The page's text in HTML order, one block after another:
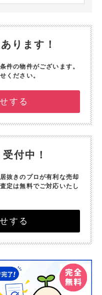
ります！
件の物件がございます。
ください。
する
付中！
居抜きのプロが有利な売却
定は無料でご対応いたし
する